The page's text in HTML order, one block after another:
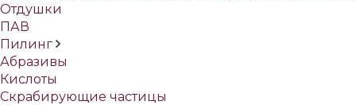
Отдушки
ПАВ
Пилинг
Абразивы
Кислоты
Скрабирующие частицы